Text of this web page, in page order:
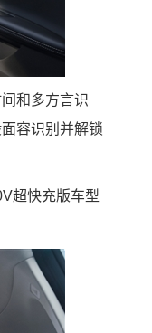
和多方言识
容识别并解锁
超快充版车型